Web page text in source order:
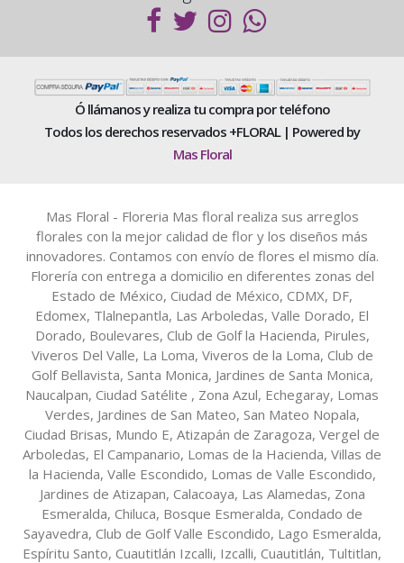
Ó llámanos y realiza tu compra por teléfono
Todos los derechos reservados +FLORAL | Powered by
Mas Floral
Mas Floral - Floreria Mas floral realiza sus arreglos
florales con la mejor calidad de flor y los diseños más
innovadores. Contamos con envío de flores el mismo día.
Florería con entrega a domicilio en diferentes zonas del
Estado de México, Ciudad de México, CDMX, DF,
Edomex, Tlalnepantla, Las Arboledas, Valle Dorado, El
Dorado, Boulevares, Club de Golf la Hacienda, Pirules,
Viveros Del Valle, La Loma, Viveros de la Loma, Club de
Golf Bellavista, Santa Monica, Jardines de Santa Monica,
Naucalpan, Ciudad Satélite , Zona Azul, Echegaray, Lomas
Verdes, Jardines de San Mateo, San Mateo Nopala,
Ciudad Brisas, Mundo E, Atizapán de Zaragoza, Vergel de
Arboledas, El Campanario, Lomas de la Hacienda, Villas de
la Hacienda, Valle Escondido, Lomas de Valle Escondido,
Jardines de Atizapan, Calacoaya, Las Alamedas, Zona
Esmeralda, Chiluca, Bosque Esmeralda, Condado de
Sayavedra, Club de Golf Valle Escondido, Lago Esmeralda,
Espíritu Santo, Cuautitlán Izcalli, Izcalli, Cuautitlán, Tultitlan,